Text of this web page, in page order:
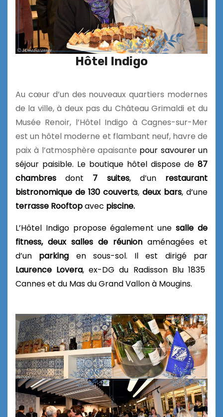
Hôtel Indigo
Au cœur d’un des nouveaux quartiers modernes
de la ville, à deux pas du Château Grimaldi et du
Musée Renoir, l’Hôtel Indigo à Cagnes-sur-Mer
est un hôtel moderne et flambant neuf, havre de
paix à l’atmosphère apaisante pour savourer un
séjour paisible. Le boutique hôtel dispose de 87
chambres dont 7 suites, d’un restaurant
bistronomique de 130 couverts, deux bars, d’une
terrasse Rooftopavec piscine.
L’Hôtel Indigo propose également unesalle de
fitness, deux salles de réunion aménagées et
d’un parking en sous-sol. Il est dirigé par
Laurence Lovera, ex-DG du Radisson Blu 1835
Cannes et du Mas du Grand Vallon à Mougins.